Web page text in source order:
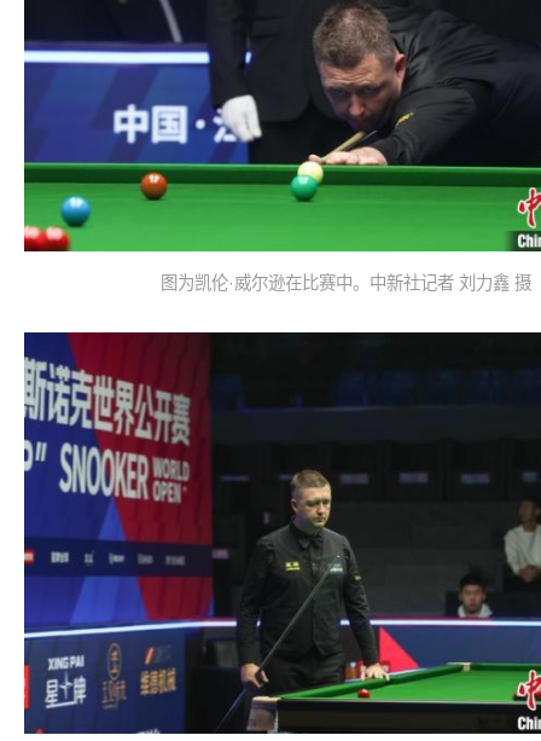
图为凯伦·威尔逊在比赛中。中新社记者 刘力鑫 摄